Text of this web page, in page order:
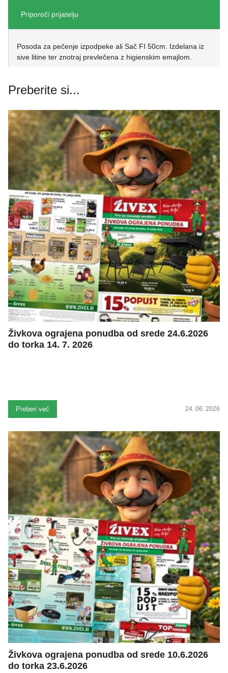
Priporoči prijatelju
Posoda za pečenje izpodpeke ali Sač FI 50cm. Izdelana iz
sive litine ter znotraj prevlečena z higienskim emajlom.
Preberite si...
Živkova ograjena ponudba od srede 24.6.2026
do torka 14. 7. 2026
Preberi več 24. 06. 2026
Živkova ograjena ponudba od srede 10.6.2026
do torka 23.6.2026